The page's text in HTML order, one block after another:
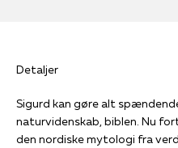
Detaljer
Sigurd kan gøre alt
naturvidenskab, biblen. Nu
den nordiske mytologi fra